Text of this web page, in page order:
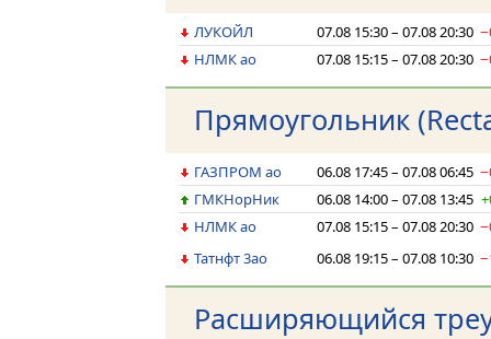
ЛУКОЙЛ 07.08 15:30 – 07.08 20:30
НЛМК ао
07.08 15:15 – 07.08 20:30
Прямоугольник
ГАЗПРОМ ао 06.08 17:45 – 07.08 06:45
ГМКНорНик
06.08 14:00 – 07.08 13:45
НЛМК ао
07.08 15:15 – 07.08 20:30
Татнфт 3ао
06.08 19:15 – 07.08 10:30
Расширяющийся